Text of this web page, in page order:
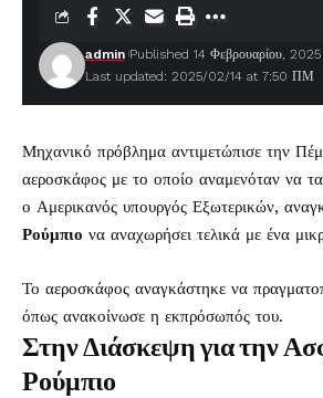
Last updated: 2025/02/14 at 7:50 ΠΜ
admin Published 14 Φεβρουαρίου, 2025
Μηχανικό πρόβλημα αντιμετώπισε την
αεροσκάφος με το οποίο αναμενόταν να
ο Αμερικανός υπουργός Εξωτερικών,
Ρούμπιο να αναχωρήσει τελικά με ένα
Το αεροσκάφος αναγκάστηκε να
όπως ανακοίνωσε η εκπρόσωπός του.
Στην Διάσκεψη για την
Ρούμπιο